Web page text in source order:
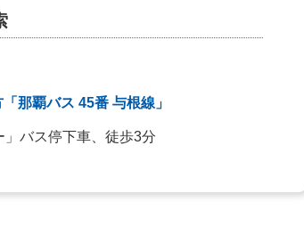
那覇バス 45番 与根線」
」バス停下車、徒歩3分